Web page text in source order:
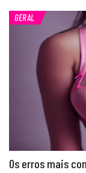
GERAL
Os erros mais